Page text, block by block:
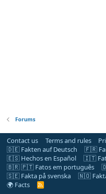
Forums
Contact us Terms and rules
🇩🇪 Fakten auf Deutsch
🇫🇷
🇪🇸 Hechos en Español
🇮🇹
🇧🇷 🇵🇹 Fatos em português
🇸🇪 Fakta på svenska
🇳🇴
🌍 Facts
R